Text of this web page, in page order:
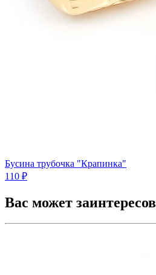
Бусина трубочка "Крапинка"
110 ₽
Вас может